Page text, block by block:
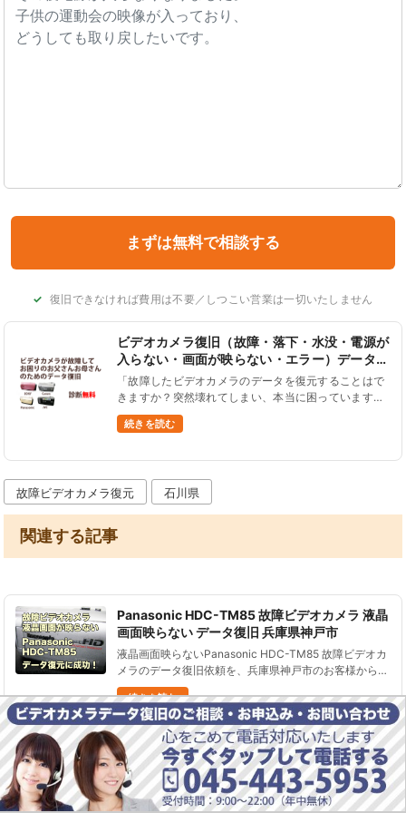
復旧できなければ費用は不要／しつこい営業は一切いたしません
ビデオカメラ復旧（故障・落下・水没・電源が
入らない・画面が映らない・エラー）データを
取り出せるの？
「故障したビデオカメラのデータを復元することはで
きますか？突然壊れてしまい、本当に困っています。
大事なデータなので、取り戻してもらいたいです」と
いうご相談をよくいただきます。 ビデオカメラの故障
続きを読む
故障ビデオカメラ復元 石川県
関連する記事
Panasonic HDC-TM85 故障ビデオカメラ 液晶
画面映らない データ復旧 兵庫県神戸市
液晶画面映らないPanasonic HDC-TM85 故障ビデオカ
メラのデータ復旧依頼を、兵庫県神戸市のお客様からい
ただきました。 Panasonic HDC-TM85ビデオカメラは
2011年2月発売、32GBの内蔵メモ......
続きを読む
HC-V300Mデータ復元 削除した映像データの
復旧
Panasonic HC-V300Mビデオカメラのデータ復旧依頼